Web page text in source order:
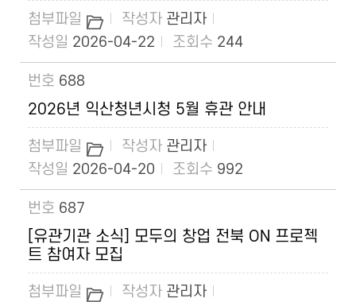
관리자
2026-04-22
244
688
2026년 익산청년시청 5월 휴관 안내
관리자
2026-04-20
992
687
[유관기관 소식] 모두의 창업 전북 ON 프로젝
트 참여자 모집
관리자